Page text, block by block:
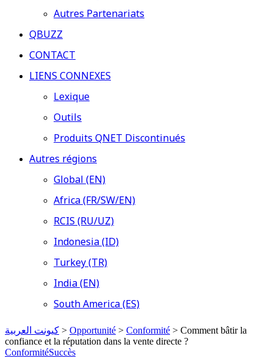
Autres Partenariats
QBUZZ
CONTACT
LIENS CONNEXES
Lexique
Outils
Produits QNET Discontinués
Autres régions
Global (EN)
Africa (FR/SW/EN)
RCIS (RU/UZ)
Indonesia (ID)
Turkey (TR)
India (EN)
South America (ES)
كيونت العربية > Opportunité > Conformité > Comment bâtir la
confiance et la réputation dans la vente directe ?
ConformitéSuccès